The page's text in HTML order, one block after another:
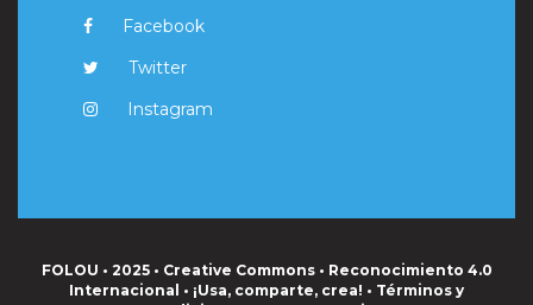
Facebook
Twitter
Instagram
FOLOU • 2025 • Creative Commons • Reconocimiento 4.0
Internacional • ¡Usa, comparte, crea! • Términos y